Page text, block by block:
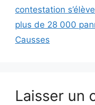
contestation
plus de 28 000
Causses
Laisser un